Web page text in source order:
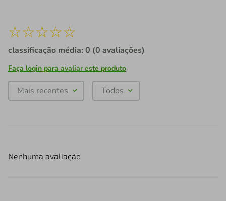
☆☆☆☆☆
classificação média: 0 (0 avaliações)
Faça login para avaliar este produto
Mais recentes Todos
Nenhuma avaliação